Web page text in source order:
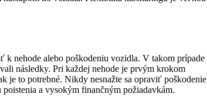
nehode alebo poškodeniu vozidla. V takom prípade
následky. Pri každej nehode je prvým krokom
je to potrebné. Nikdy nesnažte sa opraviť poškodenie
a vysokým finančným požiadavkám.